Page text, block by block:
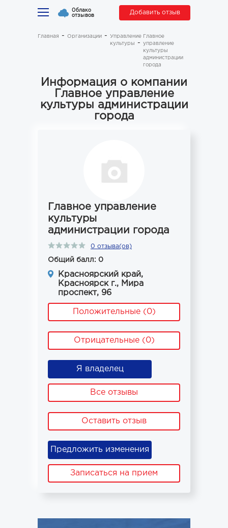
Облако
отзывов Добавить отзыв
Главная Организации
Управление
культуры
Главное
управление
культуры
администрации
города
Информация о компании
Главное управление
культуры администрации
города
Главное управление
культуры
администрации города
0 отзыва(ов)
Общий балл: 0
Красноярский край,
Красноярск г., Мира
проспект, 96
Положительные (0)
Отрицательные (0)
Я владелец
Все отзывы
Оставить отзыв
Предложить изменения
Записаться на прием